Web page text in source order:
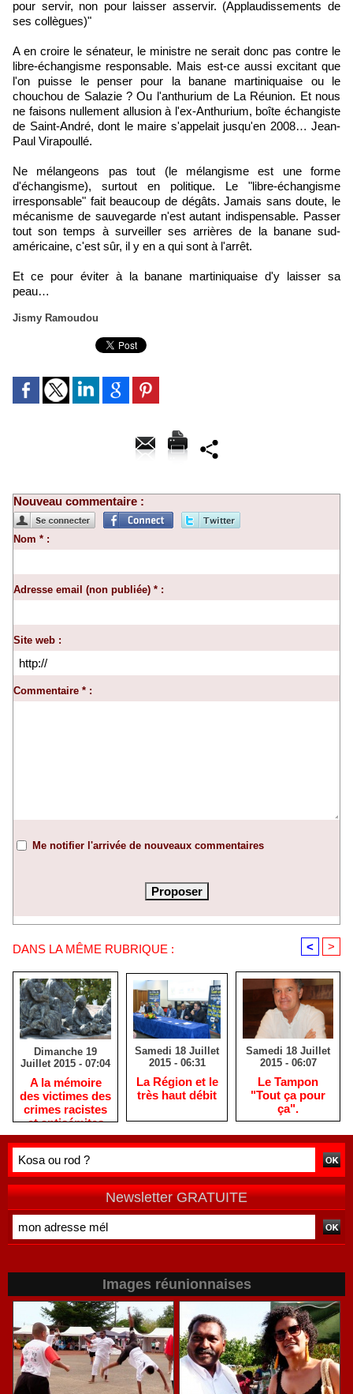
pour servir, non pour laisser asservir. (Applaudissements de
ses collègues)"
A en croire le sénateur, le ministre ne serait donc pas contre le
libre-échangisme responsable. Mais est-ce aussi excitant que
l'on puisse le penser pour la banane martiniquaise ou le
chouchou de Salazie ? Ou l'anthurium de La Réunion. Et nous
ne faisons nullement allusion à l'ex-Anthurium, boîte échangiste
de Saint-André, dont le maire s'appelait jusqu'en 2008… Jean-
Paul Virapoullé.
Ne mélangeons pas tout (le mélangisme est une forme
d'échangisme), surtout en politique. Le "libre-échangisme
irresponsable" fait beaucoup de dégâts. Jamais sans doute, le
mécanisme de sauvegarde n'est autant indispensable. Passer
tout son temps à surveiller ses arrières de la banane sud-
américaine, c'est sûr, il y en a qui sont à l'arrêt.
Et ce pour éviter à la banane martiniquaise d'y laisser sa
peau…
Jismy Ramoudou
Nouveau commentaire :
Nom * :
Adresse email (non publiée) * :
Site web :
Commentaire * :
Me notifier l'arrivée de nouveaux commentaires
DANS LA MÊME RUBRIQUE : < >
Dimanche 19
Juillet 2015 - 07:04
A la mémoire
des victimes des
crimes racistes
et antisémites
Samedi 18 Juillet
2015 - 06:31
La Région et le
très haut débit
Samedi 18 Juillet
2015 - 06:07
Le Tampon
"Tout ça pour
ça".
Newsletter GRATUITE
Images réunionnaises